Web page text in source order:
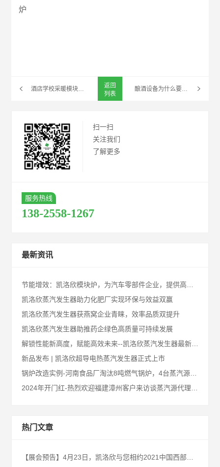
炉
酒店学校采暖模块热水锅炉哪种好？为什么大家都选择变频模块炉
返回
列表
扫一扫
关注我们
了解更多
服务热线
138-2558-1267
最新资讯
凯洛欣蒸汽发生器助力化肥厂实现环保与效益双赢
凯洛欣蒸汽发生器获燕窝企业青睐，效率品质双提升
凯洛欣蒸汽发生器助推药企绿色高质量可持续发展
解锁性能新高度，赋能高效未来--凯洛欣蒸汽发生器最新升级汇总
新品发布 | 凯洛欣超导电热蒸汽发生器正式上市
锅炉改造实例-河南食品厂淘汰8吨燃气锅炉，4台蒸汽源来替代
热门文章